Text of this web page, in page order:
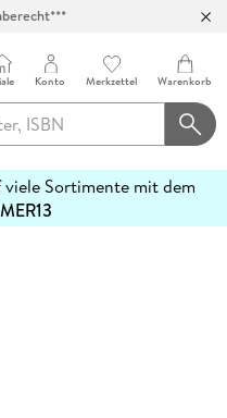
Konto Merkzettel Warenkorb
Sortimente mit dem